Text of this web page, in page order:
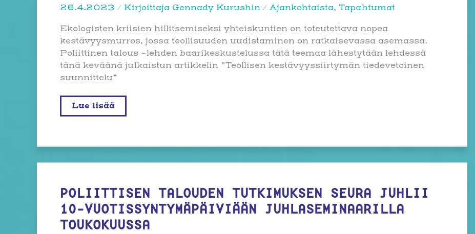
26.4.2023 / Kirjoittaja Gennady Kurushin / Ajankohtaista, Tapahtumat
Ekologisten kriisien hillitsemiseksi yhteiskuntien on toteutettava nopea
kestävyysmurros, jossa teollisuuden uudistaminen on ratkaisevassa asemassa.
Poliittinen talous -lehden baarikeskustelussa tätä teemaa lähestytään lehdessä
tänä keväänä julkaistun artikkelin ”Teollisen kestävyyssiirtymän tiedevetoinen
suunnittelu”
Afterworkit
5.5.
Helsingissä
Lue lisää
POLIITTISEN TALOUDEN TUTKIMUKSEN SEURA JUHLII
10-VUOTISSYNTYMÄPÄIVIÄÄN JUHLASEMINAARILLA
TOUKOKUUSSA